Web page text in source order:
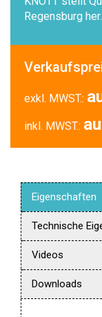
Regensburg her.
exkl. MWST.:
inkl. MWST.:
Eigenschaften
Technische
Videos
Downloads